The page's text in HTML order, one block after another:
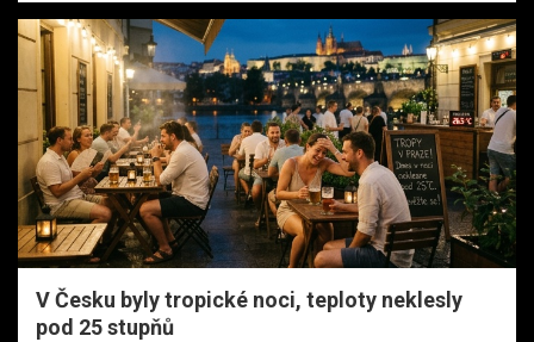
V Česku byly tropické noci, teploty neklesly
pod 25 stupňů